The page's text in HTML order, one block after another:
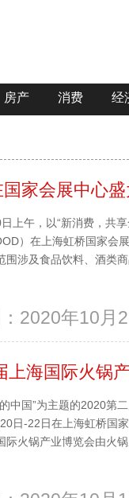
房产 消费 经
家会展中心
上午，以“新消费，共
）在上海虹桥国家
围涉及食品饮料、酒类
2020年10月
上海国际火锅
中国”为主题的2020第
日-22日在上海虹桥国
际火锅产业博览会由火